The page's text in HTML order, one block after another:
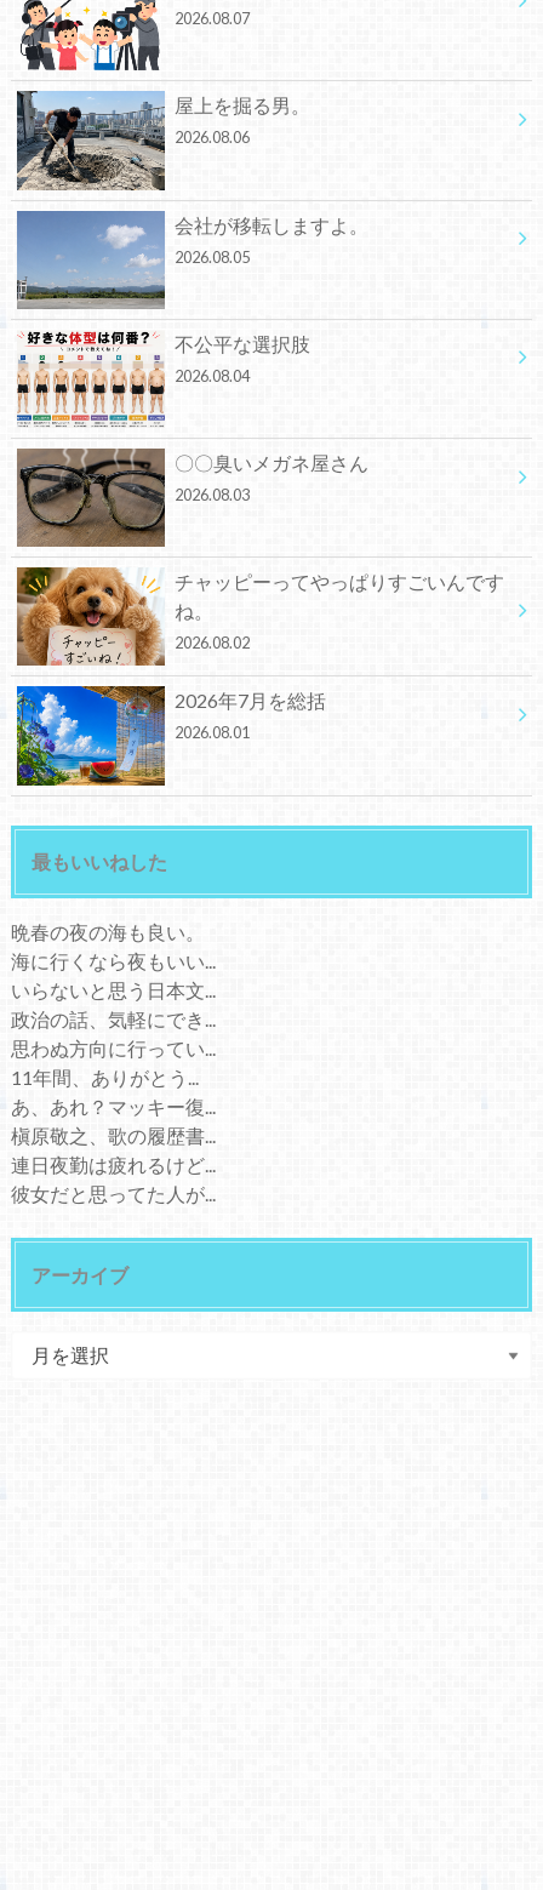
2026.08.07
屋上を掘る男。
2026.08.06
会社が移転しますよ。
2026.08.05
不公平な選択肢
2026.08.04
〇〇臭いメガネ屋さん
2026.08.03
チャッピーってやっぱりすごいんです
ね。
2026.08.02
2026年7月を総括
2026.08.01
最もいいねした
晩春の夜の海も良い。
海に行くなら夜もいい...
いらないと思う日本文...
政治の話、気軽にでき...
思わぬ方向に行ってい...
11年間、ありがとう...
あ、あれ？マッキー復...
槇原敬之、歌の履歴書...
連日夜勤は疲れるけど...
彼女だと思ってた人が...
アーカイブ